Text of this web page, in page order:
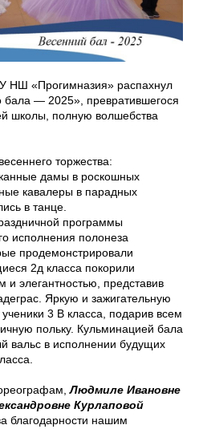
НШ «Прогимназия» распахнул
бала — 2025», превратившегося
школы, полную волшебства
торжества:
дамы в роскошных
кавалеры в парадных
в танце.
программы
исполнения полонеза
продемонстрировали
2д класса покорили
и элегантностью, представив
Яркую и зажигательную
3 В класса, подарив всем
польку. Кульминацией бала
вальс в исполнении будущих
Людмиле Ивановне
Курлаповой
благодарности нашим